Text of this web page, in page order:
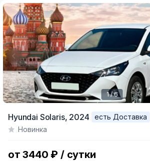
of
1 / 6
Hyundai Solaris, 2024
есть Доставка
Новинка
от 3440 ₽ / сутки